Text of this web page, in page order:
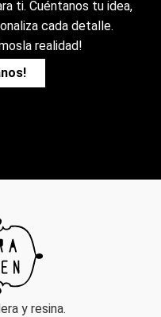
ti. Cuéntanos tu idea,
cada detalle.
realidad!
y resina.